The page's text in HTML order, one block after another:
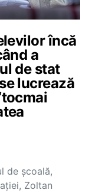
încă
a
de stat
lucrează
de școală,
Zoltan